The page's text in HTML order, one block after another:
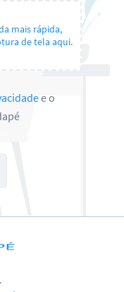
mais rápida,
de tela aqui.
e o